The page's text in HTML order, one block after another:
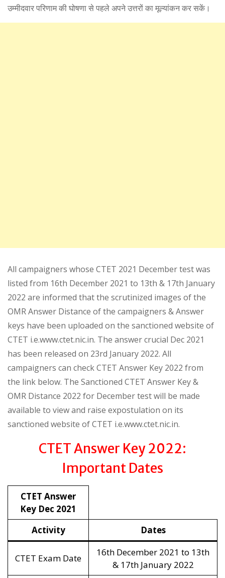
उम्मीदवार परिणाम की घोषणा से पहले अपने उत्तरों का मूल्यांकन कर सकें।
All campaigners whose CTET 2021 December test was
listed from 16th December 2021 to 13th & 17th January
2022 are informed that the scrutinized images of the
OMR Answer Distance of the campaigners & Answer
keys have been uploaded on the sanctioned website of
CTET i.e.www.ctet.nic.in. The answer crucial Dec 2021
has been released on 23rd January 2022. All
campaigners can check CTET Answer Key 2022 from
the link below. The Sanctioned CTET Answer Key &
OMR Distance 2022 for December test will be made
available to view and raise expostulation on its
sanctioned website of CTET i.e.www.ctet.nic.in.
CTET Answer Key 2022:
Important Dates
CTET Answer
Key Dec 2021
Activity
Dates
CTET Exam Date
16th December 2021 to 13th
& 17th January 2022